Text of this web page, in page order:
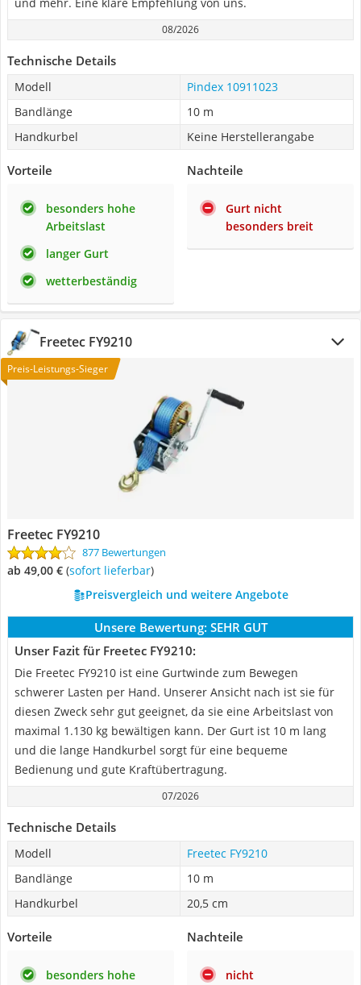
08/2026
Technische Details
Modell
Pindex 10911023
Bandlänge
10 m
Handkurbel
Keine Herstellerangabe
Vorteile
besonders hohe
Arbeitslast
langer Gurt
wetterbeständig
Nachteile
Gurt nicht
besonders breit
Freetec FY9210
Preis-Leistungs-Sieger
Freetec FY9210
877 Bewertungen
ab 49,00 € ( Sofort lieferbar)
Preisvergleich und weitere Angebote
Unsere Bewertung: SEHR GUT
Unser Fazit für Freetec FY9210:
Die Freetec FY9210 ist eine Gurtwinde zum Bewegen
schwerer Lasten per Hand. Unserer Ansicht nach ist sie für
diesen Zweck sehr gut geeignet, da sie eine Arbeitslast von
maximal 1.130 kg bewältigen kann. Der Gurt ist 10 m lang
und die lange Handkurbel sorgt für eine bequeme
Bedienung und gute Kraftübertragung.
07/2026
Technische Details
Modell
Freetec FY9210
Bandlänge
10 m
Handkurbel
20,5 cm
Vorteile
besonders hohe
Nachteile
nicht